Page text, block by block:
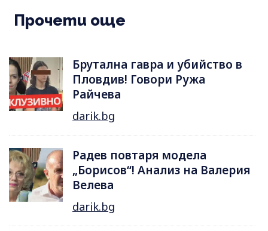
Прочети още
Брутална гавра и убийство в
Пловдив! Говори Ружа
Райчева
darik.bg
Радев повтаря модела
„Борисов“! Анализ на Валерия
Велева
darik.bg